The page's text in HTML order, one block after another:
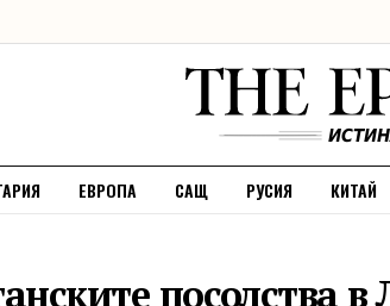
ЕВРОПА САЩ РУСИЯ КИТАЙ
посолства